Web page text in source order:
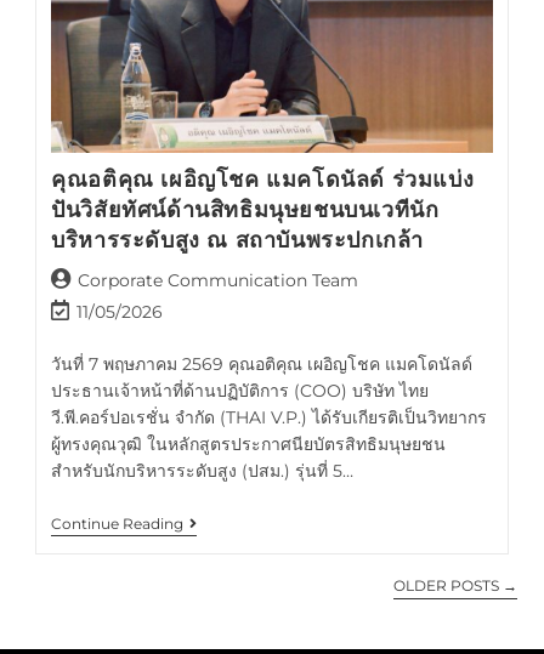
คุณอติคุณ เผอิญโชค แมคโดนัลด์ ร่วมแบ่ง
ปันวิสัยทัศน์ด้านสิทธิมนุษยชนบนเวทีนัก
บริหารระดับสูง ณ สถาบันพระปกเกล้า
Corporate Communication Team
11/05/2026
วันที่ 7 พฤษภาคม 2569 คุณอติคุณ เผอิญโชค แมคโดนัลด์
ประธานเจ้าหน้าที่ด้านปฏิบัติการ (COO) บริษัท ไทย
วี.พี.คอร์ปอเรชั่น จำกัด (THAI V.P.) ได้รับเกียรติเป็นวิทยากร
ผู้ทรงคุณวุฒิ ในหลักสูตรประกาศนียบัตรสิทธิมนุษยชน
สำหรับนักบริหารระดับสูง (ปสม.) รุ่นที่ 5…
Continue Reading
OLDER POSTS →